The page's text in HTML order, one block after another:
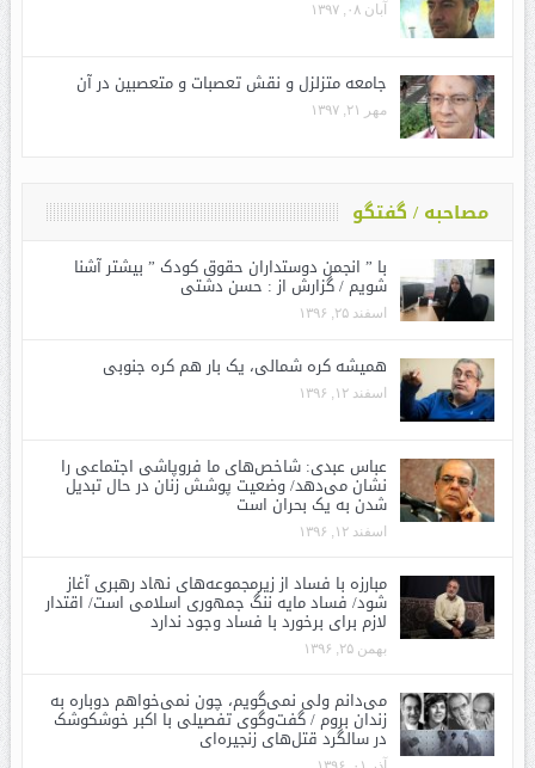
آبان ۰۸, ۱۳۹۷
جامعه متزلزل و نقش تعصبات و متعصبین در آن
مهر ۲۱, ۱۳۹۷
مصاحبه / گفتگو
با ” انجمن دوستداران حقوق کودک ” بیشتر آشنا
شویم / گزارش از : حسن دشتی
اسفند ۲۵, ۱۳۹۶
همیشه کره شمالی، یک بار هم کره جنوبی
اسفند ۱۲, ۱۳۹۶
عباس عبدی: شاخص‌های ما فروپاشی اجتماعی را
نشان می‌دهد/ وضعیت پوشش زنان در حال تبدیل
شدن به یک بحران است
اسفند ۱۲, ۱۳۹۶
مبارزه با فساد از زیرمجموعه‌های نهاد رهبری آغاز
شود/ فساد مایه ننگ جمهوری اسلامی است/ اقتدار
لازم برای برخورد با فساد وجود ندارد
بهمن ۲۵, ۱۳۹۶
می‌دانم ولی نمی‌گویم، چون نمی‌خواهم دوباره به
زندان بروم / گفت‌وگوی تفصیلی با اکبر خوشکوشک
در سالگرد قتل‌های زنجیره‌ای